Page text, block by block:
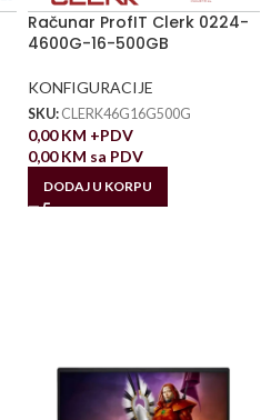
Računar ProfIT Clerk 0224-
4600G-16-500GB
KONFIGURACIJE
SKU: CLERK46G16G500G
0,00KM +PDV
0,00KM sa PDV
DODAJ U KORPU